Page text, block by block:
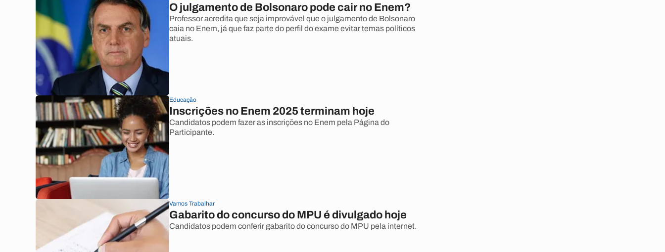
O julgamento de Bolsonaro pode cair no Enem?
Professor acredita que seja improvável que o julgamento de Bolsonaro
caia no Enem, já que faz parte do perfil do exame evitar temas políticos
atuais.
Educação
Inscrições no Enem 2025 terminam hoje
Candidatos podem fazer as inscrições no Enem pela Página do
Participante.
Vamos Trabalhar
Gabarito do concurso do MPU é divulgado hoje
Candidatos podem conferir gabarito do concurso do MPU pela internet.